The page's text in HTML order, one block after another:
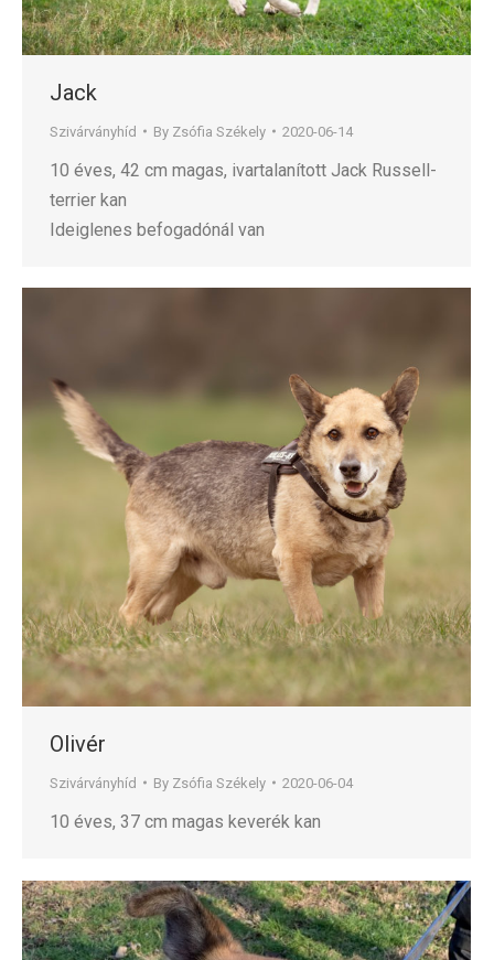
Jack
Szivárványhíd By Zsófia Székely 2020-06-14
10 éves, 42 cm magas, ivartalanított Jack Russell-
terrier kan
Ideiglenes befogadónál van
Olivér
Szivárványhíd By Zsófia Székely 2020-06-04
10 éves, 37 cm magas keverék kan